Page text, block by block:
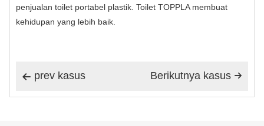
penjualan toilet portabel plastik. Toilet TOPPLA membuat
kehidupan yang lebih baik.
 prev kasus 
Berikutnya kasus